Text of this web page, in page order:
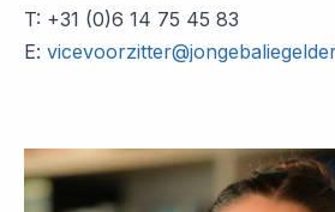
T: +31 (0)6 14 75 45 83
E: